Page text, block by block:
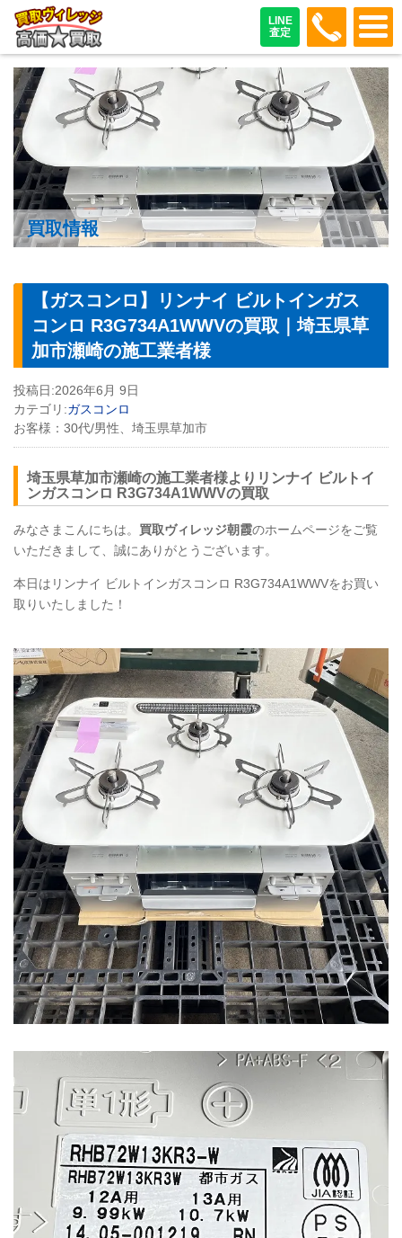
LINE
査定
048-
買取情報
【ガスコンロ】リンナイ ビルトインガス
コンロ R3G734A1WWVの買取｜埼玉県草
加市瀬崎の施工業者様
投稿日:2026年6月 9日
カテゴリ:ガスコンロ
お客様： 30代/男性、埼玉県草加市
埼玉県草加市瀬崎の施工業者様よりリンナイ ビルトイ
ンガスコンロ R3G734A1WWVの買取
みなさまこんにちは。 買取ヴィレッジ朝霞のホームページをご覧
いただきまして、誠にありがとうございます。
本日はリンナイ ビルトインガスコンロ R3G734A1WWVをお買い
取りいたしました！